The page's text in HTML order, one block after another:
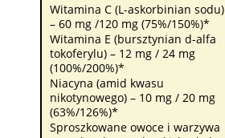
Witamina C (L-askorbinian sodu)
– 60 mg /120 mg (75%/150%)*
Witamina E (bursztynian d-alfa
tokoferylu) – 12 mg / 24 mg
(100%/200%)*
Niacyna (amid kwasu
nikotynowego) – 10 mg / 20 mg
(63%/126%)*
Sproszkowane owoce i warzywa